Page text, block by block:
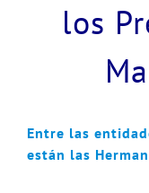
CONTACTO
los
Entre las
están las